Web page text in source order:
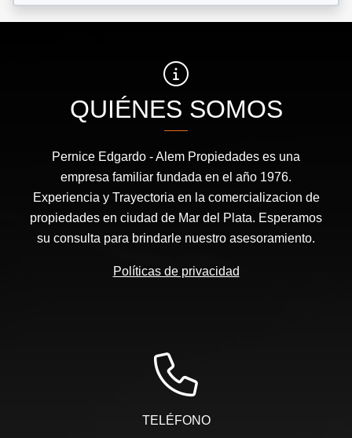
QUIÉNES SOMOS
Pernice Edgardo - Alem Propiedades es una
empresa familiar fundada en el año 1976.
Experiencia y Trayectoria en la comercializacion de
propiedades en ciudad de Mar del Plata. Esperamos
su consulta para brindarle nuestro asesoramiento.
Políticas de privacidad
TELÉFONO